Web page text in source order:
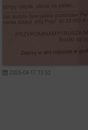
2026-04-17 13:52